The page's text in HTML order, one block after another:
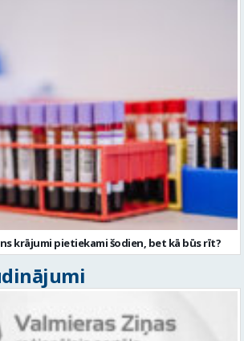
krājumi pietiekami šodien, bet kā būs rīt?